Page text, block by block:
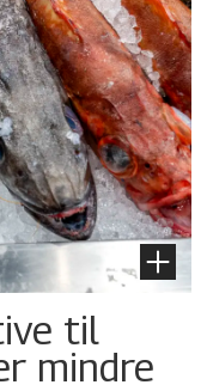
til
mindre